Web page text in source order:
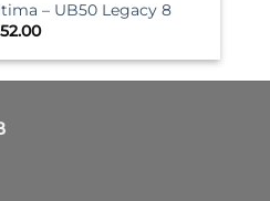
– UB50 Legacy 8